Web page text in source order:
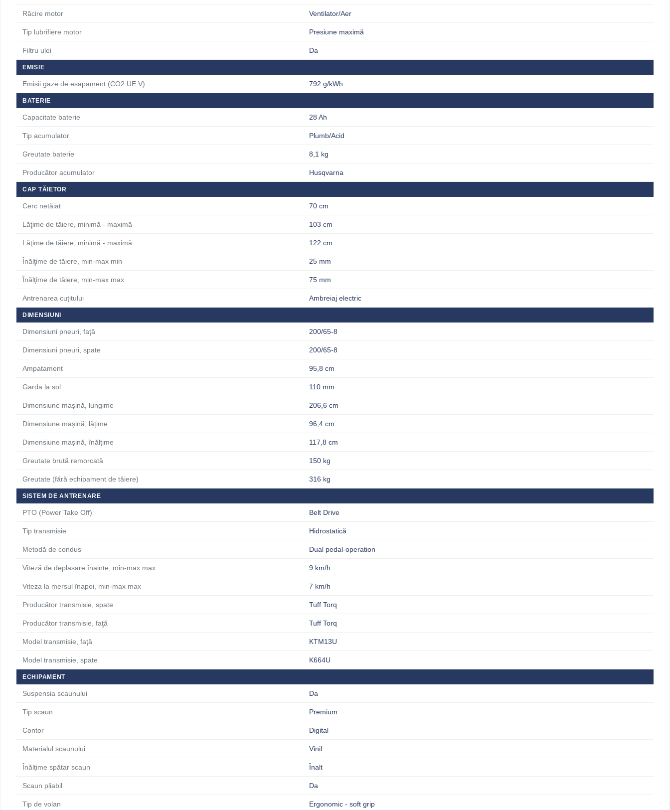
Răcire motor Ventilator/Aer
Tip lubrifiere motor Presiune maximă
Filtru ulei Da
EMISIE
Emisii gaze de eșapament (CO2 UE V) 792 g/kWh
BATERIE
Capacitate baterie 28 Ah
Tip acumulator Plumb/Acid
Greutate baterie 8,1 kg
Producător acumulator Husqvarna
CAP TĂIETOR
Cerc netăiat 70 cm
Lăţime de tăiere, minimă - maximă 103 cm
Lăţime de tăiere, minimă - maximă 122 cm
Înălţime de tăiere, min-max min 25 mm
Înălţime de tăiere, min-max max 75 mm
Antrenarea cuțitului Ambreiaj electric
DIMENSIUNI
Dimensiuni pneuri, faţă 200/65-8
Dimensiuni pneuri, spate 200/65-8
Ampatament 95,8 cm
Garda la sol 110 mm
Dimensiune mașină, lungime 206,6 cm
Dimensiune mașină, lățime 96,4 cm
Dimensiune mașină, înălțime 117,8 cm
Greutate brută remorcată 150 kg
Greutate (fără echipament de tăiere) 316 kg
SISTEM DE ANTRENARE
PTO (Power Take Off) Belt Drive
Tip transmisie Hidrostatică
Metodă de condus Dual pedal-operation
Viteză de deplasare înainte, min-max max 9 km/h
Viteza la mersul înapoi, min-max max 7 km/h
Producător transmisie, spate Tuff Torq
Producător transmisie, faţă Tuff Torq
Model transmisie, faţă KTM13U
Model transmisie, spate K664U
ECHIPAMENT
Suspensia scaunului Da
Tip scaun Premium
Contor Digital
Materialul scaunului Vinil
Înălțime spătar scaun Înalt
Scaun pliabil Da
Tip de volan Ergonomic - soft grip